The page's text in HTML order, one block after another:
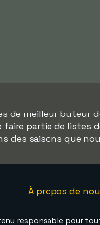
de meilleur buteur
faire partie de listes
des saisons que
À propos de
responsable pour